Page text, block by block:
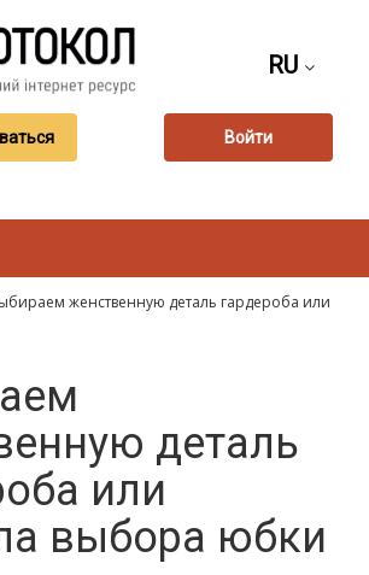
RU
Войти
женственную деталь гардероба или
деталь
или
выбора юбки